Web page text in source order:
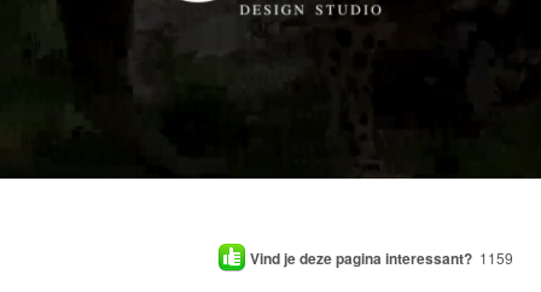
Vind je deze pagina interessant? 1159